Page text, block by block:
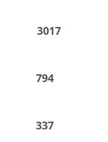
794
337